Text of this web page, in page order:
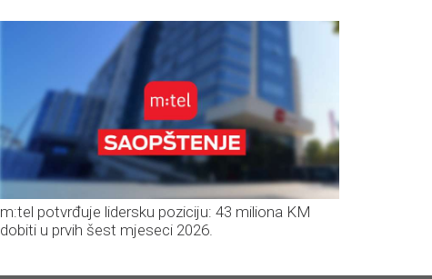
m:tel potvrđuje lidersku poziciju: 43 miliona KM
dobiti u prvih šest mjeseci 2026.